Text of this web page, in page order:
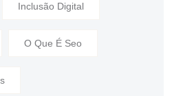
Inclusão Digital
O Que É Seo